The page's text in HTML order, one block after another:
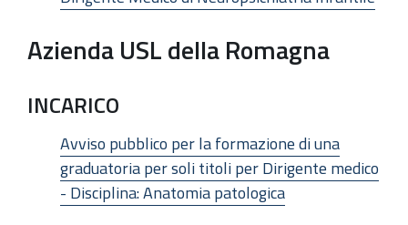
Azienda USL della Romagna
INCARICO
Avviso pubblico per la formazione di una
graduatoria per soli titoli per Dirigente medico
- Disciplina: Anatomia patologica